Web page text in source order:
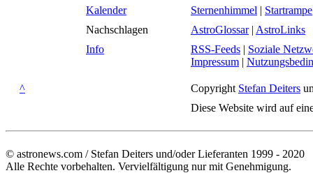
Kalender
Sternenhimmel | Startrampe
Nachschlagen
AstroGlossar| AstroLinks
Info
RSS-Feeds | Soziale
Impressum |
^ Copyright Stefan Deiters
Diese Website wird auf
© astronews.com / Stefan Deiters und/oder Lieferanten 1999 - 2020
Alle Rechte vorbehalten. Vervielfältigung nur mit Genehmigung.